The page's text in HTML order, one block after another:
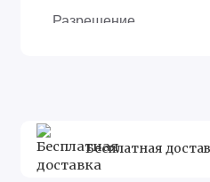
Разрешение
Бесплатная